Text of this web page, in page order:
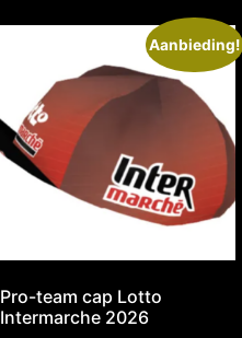
Aanbieding!
Pro-team cap Lotto
Intermarche 2026